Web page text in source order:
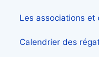
Les associations et
Calendrier des